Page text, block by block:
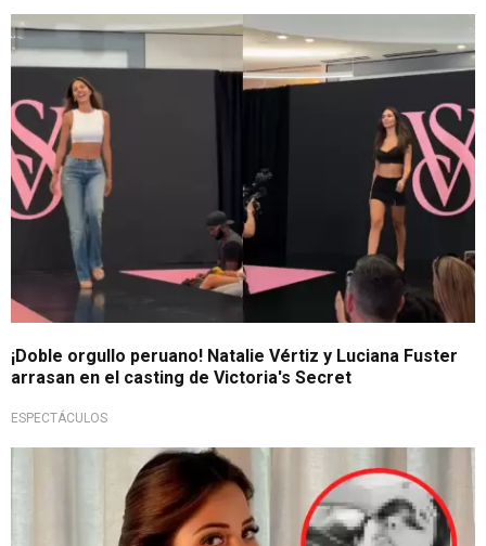
Grandes modelos
¡Doble orgullo peruano! Natalie Vértiz y Luciana Fuster
arrasan en el casting de Victoria's Secret
ESPECTÁCULOS
Preocupada por incidente